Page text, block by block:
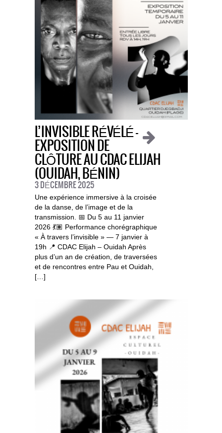
L’INVISIBLE RÉVÉLÉ —
EXPOSITION DE
CLÔTURE AU CDAC ELIJAH
(OUIDAH, BÉNIN)
3 DÉCEMBRE 2025
Une expérience immersive à la croisée
de la danse, de l’image et de la
transmission. 📅 Du 5 au 11 janvier
2026 💃🏽 Performance chorégraphique
« À travers l’invisible » — 7 janvier à
19h 📍 CDAC Elijah – Ouidah Après
plus d’un an de création, de traversées
et de rencontres entre Pau et Ouidah,
[…]